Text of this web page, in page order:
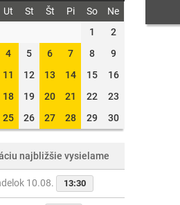
Ut St Št Pi So
Ne
1
2
4 5 6 7 8
9
11 12 13 14 15
16
18 19 20 21 22
23
25 26 27 28 29 30
najbližšie vysielame
10.08. 13:30